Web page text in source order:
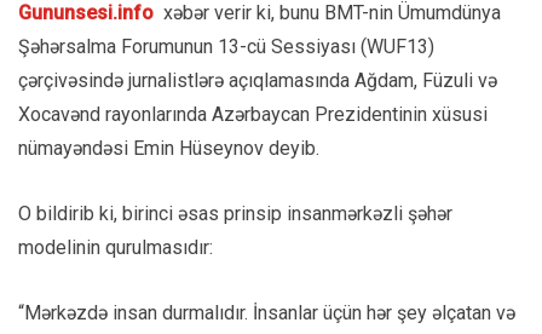
Gununsesi.info xəbər verir ki, bunu BMT-nin Ümumdünya
Şəhərsalma Forumunun 13-cü Sessiyası (WUF13)
çərçivəsində jurnalistlərə açıqlamasında Ağdam, Füzuli və
Xocavənd rayonlarında Azərbaycan Prezidentinin xüsusi
nümayəndəsi Emin Hüseynov deyib.
O bildirib ki, birinci əsas prinsip insanmərkəzli şəhər
modelinin qurulmasıdır:
“Mərkəzdə insan durmalıdır. İnsanlar üçün hər şey əlçatan və